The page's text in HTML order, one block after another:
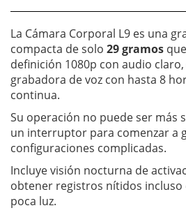
La Cámara Corporal L9 es una
compacta de solo 29 gramos
definición 1080p con audio
grabadora de voz con hasta 8
continua.
Su operación no puede ser más
un interruptor para comenzar a
configuraciones complicadas.
Incluye visión nocturna de
obtener registros nítidos incluso
poca luz.